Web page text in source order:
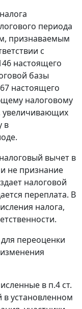
периода
признаваемым
с
настоящего
базы
настоящего
налоговому
увеличивающих
в
вычет в
не признание
налоговой
переплата. В
налога,
переоценки
в п.4 ст.
установленном